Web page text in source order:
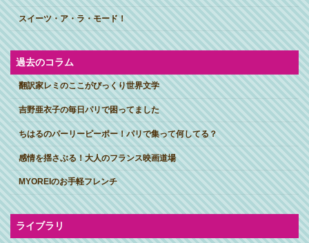
スイーツ・ア・ラ・モード！
過去のコラム
翻訳家レミのここがびっくり世界文学
吉野亜衣子の毎日パリで困ってました
ちはるのパーリーピーポー！パリで集って何してる？
感情を揺さぶる！大人のフランス映画道場
MYOREIのお手軽フレンチ
ライブラリ